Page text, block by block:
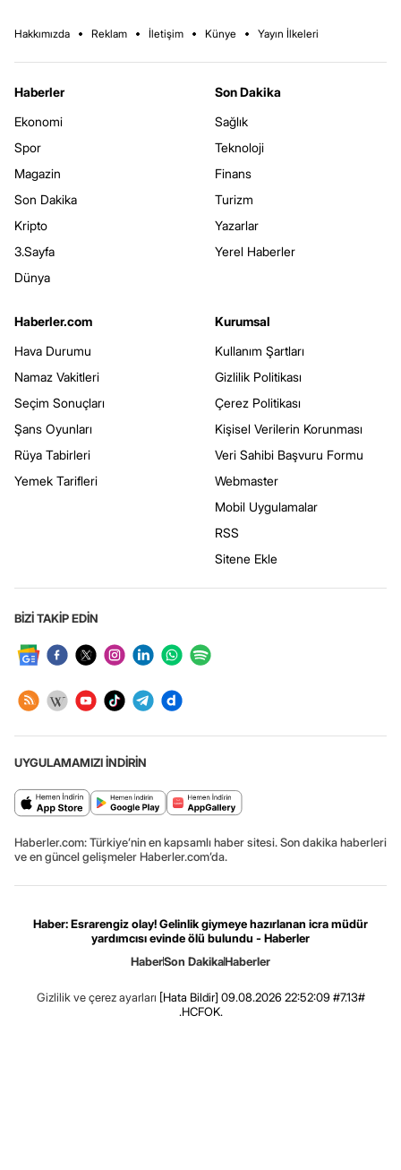
Hakkımızda Reklam İletişim Künye Yayın İlkeleri
Haberler
Ekonomi
Spor
Magazin
Son Dakika
Kripto
3.Sayfa
Dünya
Son Dakika
Sağlık
Teknoloji
Finans
Turizm
Yazarlar
Yerel Haberler
Haberler.com
Hava Durumu
Namaz Vakitleri
Seçim Sonuçları
Şans Oyunları
Rüya Tabirleri
Yemek Tarifleri
Kurumsal
Kullanım Şartları
Gizlilik Politikası
Çerez Politikası
Kişisel Verilerin Korunması
Veri Sahibi Başvuru Formu
Webmaster
Mobil Uygulamalar
RSS
Sitene Ekle
BİZİ TAKİP EDİN
UYGULAMAMIZI İNDİRİN
Haberler.com: Türkiye’nin en kapsamlı haber sitesi. Son dakika haberleri
ve en güncel gelişmeler Haberler.com’da.
Haber: Esrarengiz olay! Gelinlik giymeye hazırlanan icra müdür
yardımcısı evinde ölü bulundu - Haberler
HaberSon DakikaHaberler
Gizlilik ve çerez ayarları [Hata Bildir] 09.08.2026 22:52:09 #7.13#
.HCFOK.